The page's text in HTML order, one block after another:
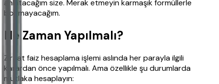
anlatacağım size. Merak etmeyin karmaşık formüllerle
boğmayacağım.
Ne Zaman Yapılmalı?
Ziraat faiz hesaplama işlemi aslında her parayla ilgili
karardan önce yapılmalı. Ama özellikle şu durumlarda
mutlaka hesaplayın: